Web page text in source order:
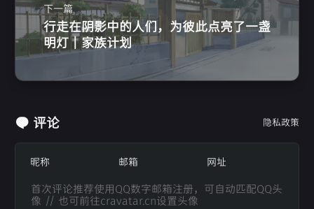
下一篇
行走在阴影中的人们，为彼此点亮了一盏
明灯 | 家族计划
评论 隐私政策